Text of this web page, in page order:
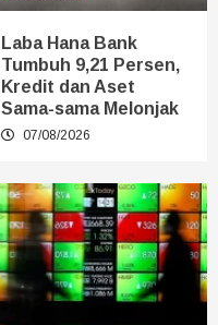
Laba Hana Bank
Tumbuh 9,21 Persen,
Kredit dan Aset
Sama-sama Melonjak
07/08/2026